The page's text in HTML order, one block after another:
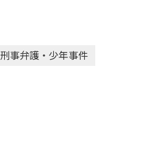
刑事弁護・少年事件